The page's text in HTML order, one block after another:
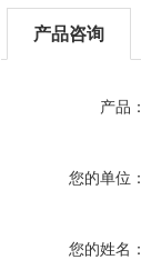
产品咨询
产品：
您的单位：
您的姓名：